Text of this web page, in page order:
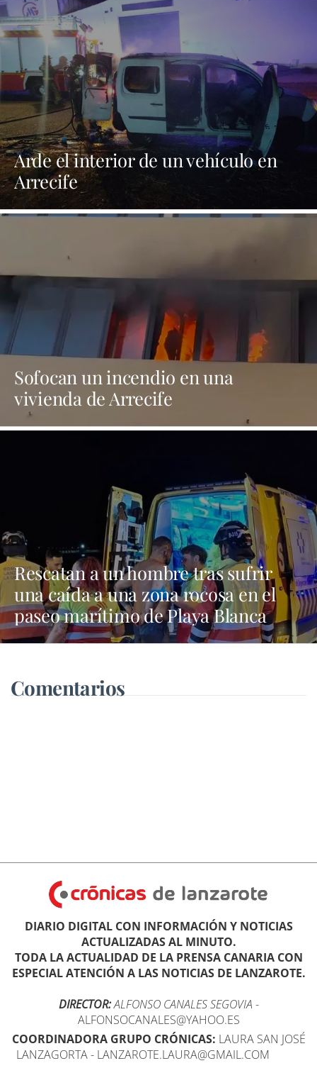
Arde el interior de un vehículo en
Arrecife
Sofocan un incendio en una
vivienda de Arrecife
Rescatan a un hombre tras sufrir
una caída a una zona rocosa en el
paseo marítimo de Playa Blanca
Comentarios
DIARIO DIGITAL CON INFORMACIÓN Y NOTICIAS
ACTUALIZADAS AL MINUTO.
TODA LA ACTUALIDAD DE LA PRENSA CANARIA CON
ESPECIAL ATENCIÓN A LAS NOTICIAS DE LANZAROTE.
DIRECTOR:ALFONSO CANALES SEGOVIA -
ALFONSOCANALES@YAHOO.ES
COORDINADORA GRUPO CRÓNICAS: LAURA SAN JOSÉ
LANZAGORTA - LANZAROTE.LAURA@GMAIL.COM